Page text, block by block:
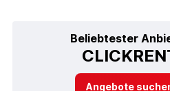
Beliebtester
Angebote